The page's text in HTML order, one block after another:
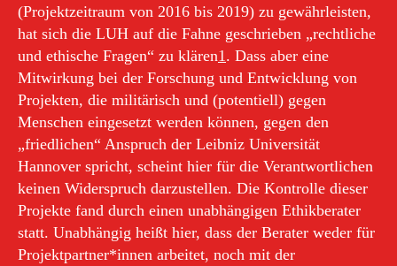
(Projektzeitraum von 2016 bis 2019) zu gewährleisten,
hat sich die LUH auf die Fahne geschrieben „rechtliche
und ethische Fragen“ zu klären1 . Dass aber eine
Mitwirkung bei der Forschung und Entwicklung von
Projekten, die militärisch und (potentiell) gegen
Menschen eingesetzt werden können, gegen den
„friedlichen“ Anspruch der Leibniz Universität
Hannover spricht, scheint hier für die Verantwortlichen
keinen Widerspruch darzustellen. Die Kontrolle dieser
Projekte fand durch einen unabhängigen Ethikberater
statt. Unabhängig heißt hier, dass der Berater weder für
Projektpartner*innen arbeitet, noch mit der